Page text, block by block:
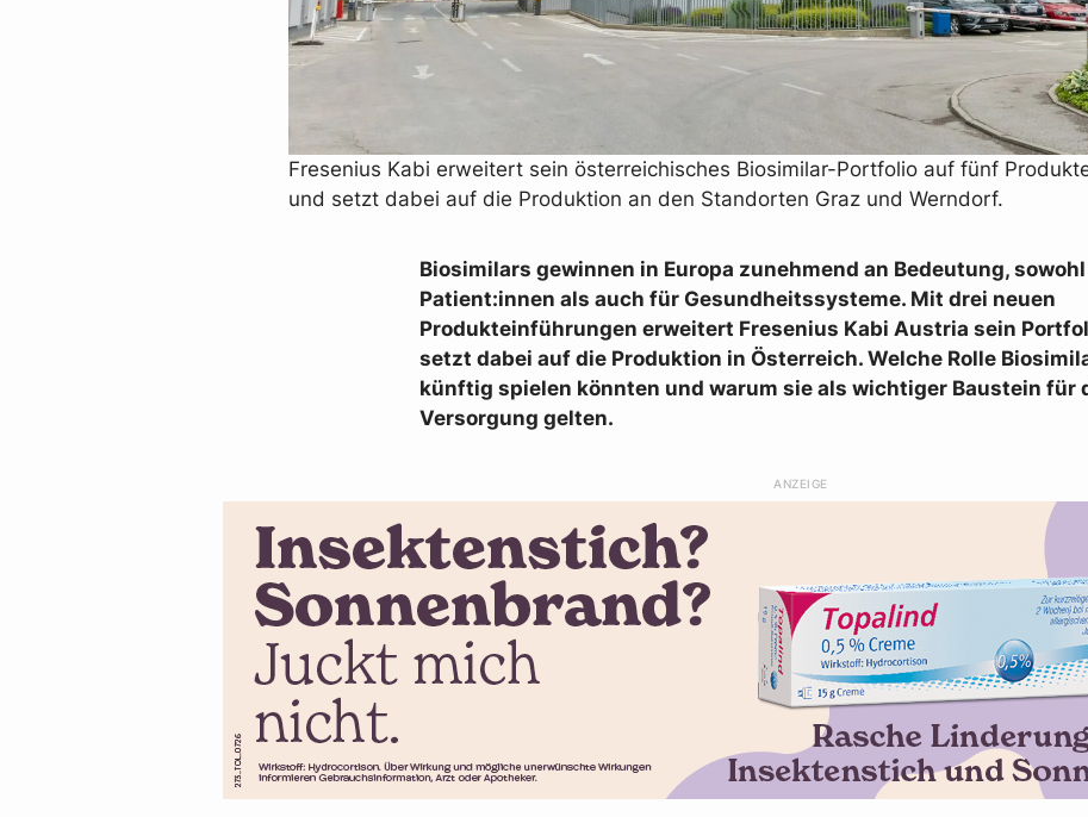
Fresenius Kabi erweitert sein österreichisches Biosimilar-Portfolio auf fünf
und setzt dabei auf die Produktion an den Standorten Graz und Werndorf.
Biosimilars gewinnen in Europa zunehmend an Bedeutung,
Patient:innen als auch für Gesundheitssysteme. Mit drei neuen
Produkteinführungen erweitert Fresenius Kabi Austria sein
setzt dabei auf die Produktion in Österreich. Welche Rolle
künftig spielen könnten und warum sie als wichtiger Baustein für
Versorgung gelten.
ANZEIGE